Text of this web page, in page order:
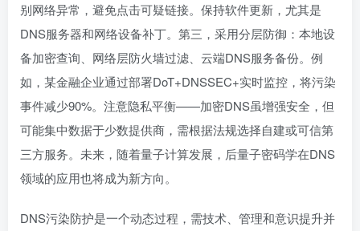
别网络异常，避免点击可疑链接。保持软件更新，尤其是
DNS服务器和网络设备补丁。第三，采用分层防御：本地设
备加密查询、网络层防火墙过滤、云端DNS服务备份。例
如，某金融企业通过部署DoT+DNSSEC+实时监控，将污染
事件减少90%。注意隐私平衡——加密DNS虽增强安全，但
可能集中数据于少数提供商，需根据法规选择自建或可信第
三方服务。未来，随着量子计算发展，后量子密码学在DNS
领域的应用也将成为新方向。
DNS污染防护是一个动态过程，需技术、管理和意识提升并